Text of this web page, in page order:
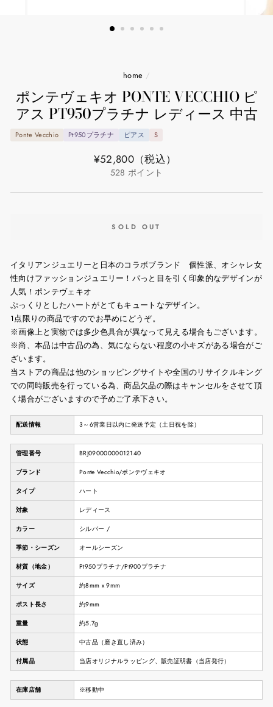
home /
ポンテヴェキオ PONTE VECCHIO ピ
アス PT950プラチナ レディース 中古
Ponte Vecchio Pt950プラチナ ピアス S
通
格
¥52,800（税込）
528 ポイント
SOLD OUT
イタリアンジュエリーと日本のコラボブランド 個性派、オシャレ女
性向けファッションジュエリー！パっと目を引く印象的なデザインが
人気！ポンテヴェキオ
ぷっくりとしたハートがとてもキュートなデザイン。
1点限りの商品ですのでお早めにどうぞ。
※画像上と実物では多少色具合が異なって見える場合もございます。
※尚、本品は中古品の為、気にならない程度の小キズがある場合がご
ざいます。
当ストアの商品は他のショッピングサイトや全国のリサイクルキング
での同時販売を行っている為、商品欠品の際はキャンセルをさせて頂
く場合がございますので予めご了承下さい。
配送情報 3～6営業日以内に発送予定（土日祝を除）
管理番号 BRJ09000000012140
ブランド Ponte Vecchio/ポンテヴェキオ
タイプ ハート
対象 レディース
カラー シルバー /
季節・シーズン オールシーズン
材質（地金） Pt950プラチナ/Pt900プラチナ
サイズ 約8mm x 9mm
ポスト長さ 約9mm
重量 約5.7g
状態 中古品（磨き直し済み）
付属品 当店オリジナルラッピング、販売証明書（当店発行）
在庫店舗 ※移動中